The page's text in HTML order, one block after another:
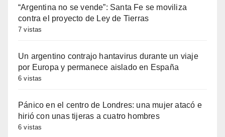
“Argentina no se vende”: Santa Fe se moviliza
contra el proyecto de Ley de Tierras
7 vistas
Un argentino contrajo hantavirus durante un viaje
por Europa y permanece aislado en España
6 vistas
Pánico en el centro de Londres: una mujer atacó e
hirió con unas tijeras a cuatro hombres
6 vistas